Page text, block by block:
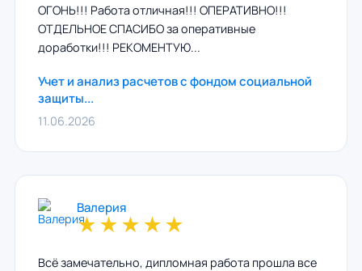
ОГОНЬ!!! Работа отличная!!! ОПЕРАТИВНО!!!
ОТДЕЛЬНОЕ СПАСИБО за оперативные
доработки!!! РЕКОМЕНТУЮ...
Учет и анализ расчетов с фондом социальной
защиты...
11.06.2026
Валерия
★★★★★
Всё замечательно, дипломная работа прошла все